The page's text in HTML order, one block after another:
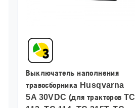
Выключатель наполнения
травосборника Husqvarna
5A 30VDC (для тракторов TC